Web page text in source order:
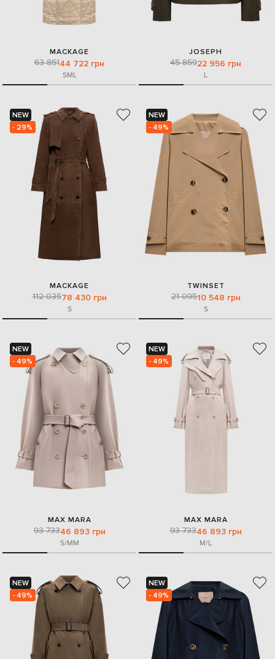
MACKAGE
63 85144 722 грн
SML
JOSEPH
45 85922 956 грн
L
NEW
- 29%
MACKAGE
112 03578 430 грн
S
NEW
- 49%
TWINSET
21 09510 548 грн
S
NEW
- 49%
MAX MARA
93 73346 893 грн
S/MM
NEW
- 49%
MAX MARA
93 73346 893 грн
M/L
NEW
- 49%
NEW
- 49%